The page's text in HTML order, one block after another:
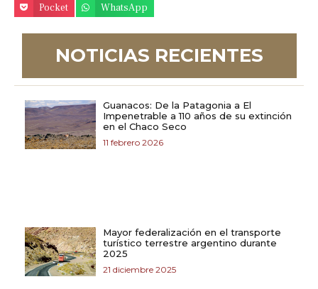
Pocket
WhatsApp
NOTICIAS RECIENTES
Guanacos: De la Patagonia a El
Impenetrable a 110 años de su extinción
en el Chaco Seco
11 febrero 2026
Mayor federalización en el transporte
turístico terrestre argentino durante
2025
21 diciembre 2025